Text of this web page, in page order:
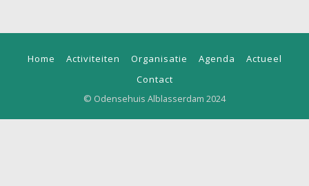
Home Activiteiten Organisatie Agenda
Actueel
Contact
© Odensehuis Alblasserdam 2024